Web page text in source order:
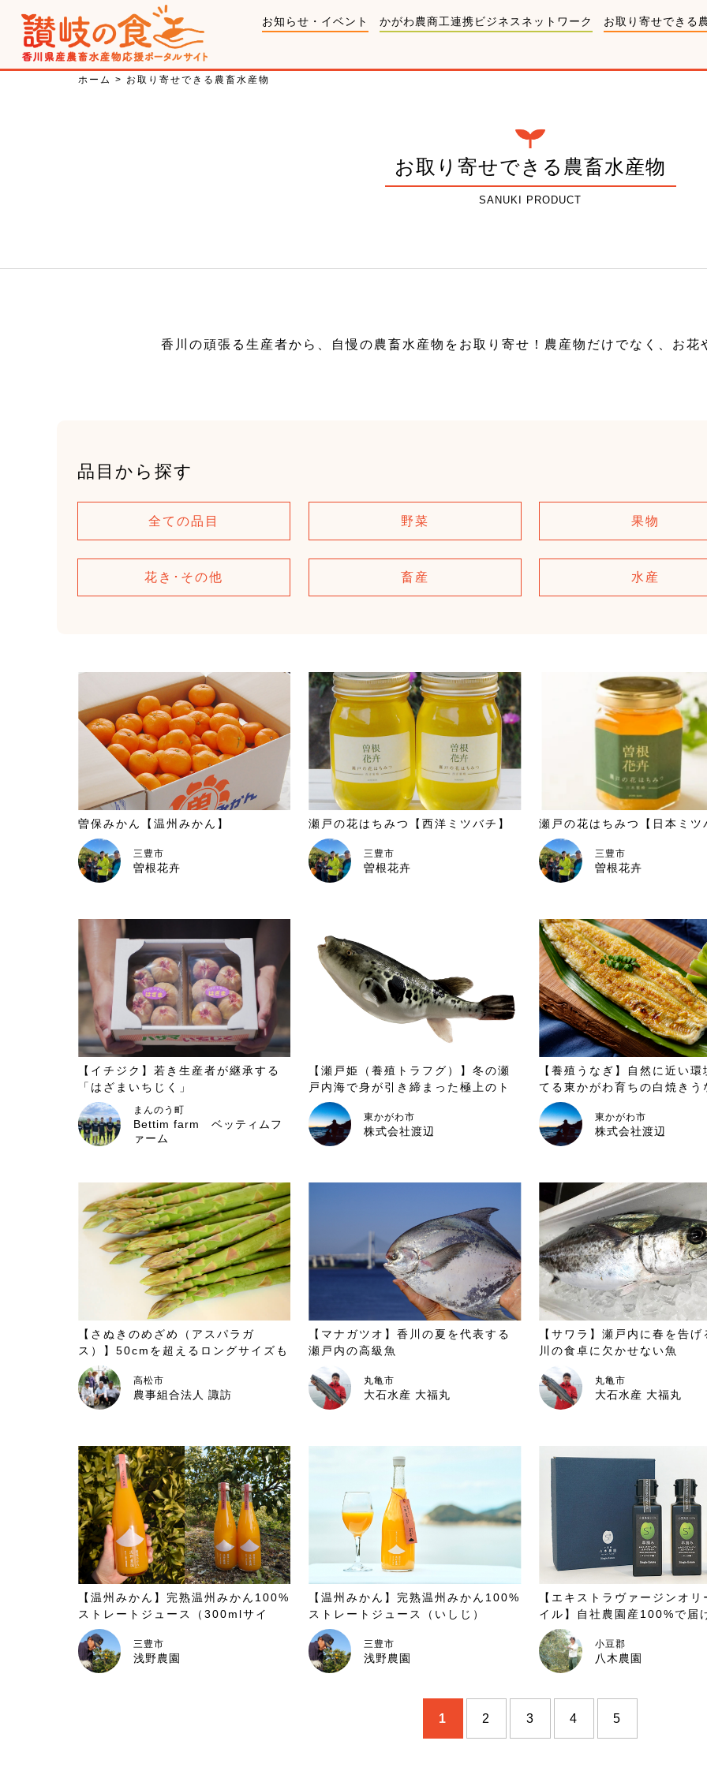
お知らせ・イベント かがわ農商工連携ビジネスネットワーク お取り寄せできる
ホーム > お取り寄せできる農畜水産物
お取り寄せできる農畜水産物
SANUKI PRODUCT
香川の頑張る生産者から、自慢の農畜水産物をお取り寄せ！農産物だけでなく、お
品目から探す
全ての品目 野菜 果物
花き･その他 畜産 水産
曽保みかん【温州みかん】
三豊市
曽根花卉
瀬戸の花はちみつ【西洋ミツバチ】
三豊市
曽根花卉
瀬戸の花はちみつ【日本ミツ
三豊市
曽根花卉
【イチジク】若き生産者が継承する
「はざまいちじく」
まんのう町
Bettim farm ベッティムフ
ァーム
【瀬戸姫（養殖トラフグ）】冬の瀬
戸内海で身が引き締まった極上のト
ラフグ
東かがわ市
株式会社渡辺
【養殖うなぎ】自然に近い
てる東かがわ育ちの白焼きう
東かがわ市
株式会社渡辺
【さぬきのめざめ（アスパラガ
ス）】50cmを超えるロングサイズも
人気！香川オリジナル品種のアスパ
ラガス
高松市
農事組合法人 諏訪
【マナガツオ】香川の夏を代表する
瀬戸内の高級魚
丸亀市
大石水産 大福丸
【サワラ】瀬戸内に春を告
川の食卓に欠かせない魚
丸亀市
大石水産 大福丸
【温州みかん】完熟温州みかん100%
ストレートジュース（300mlサイ
ズ）
三豊市
浅野農園
【温州みかん】完熟温州みかん100%
ストレートジュース（いしじ）
三豊市
浅野農園
【エキストラヴァージンオ
イル】自社農園産100%で届
品質のオリーブオイル
小豆郡
八木農園
1 2 3 4 5